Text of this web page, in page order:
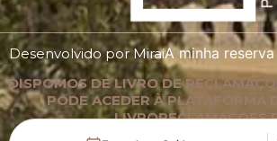
Desenvolvido porMiraiA minha reserva
DISPOMOS DE LIVRO DE
PODE ACEDER À PLATAFORMA